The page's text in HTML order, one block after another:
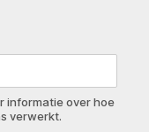
informatie over hoe
verwerkt.